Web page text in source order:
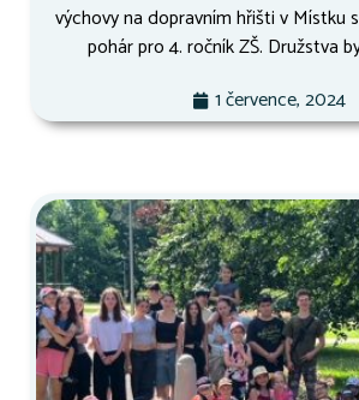
výchovy na dopravním hřišti v Místku
pohár pro 4. ročník ZŠ. Družstva
1 července, 2024